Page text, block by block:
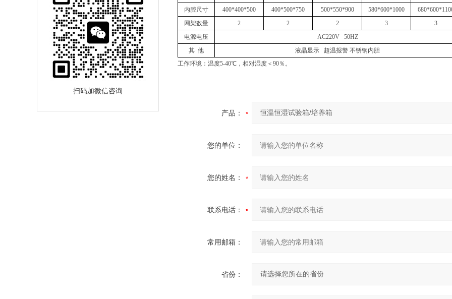
扫码加微信咨询
内腔尺寸
400*400*500 400*500*750 500*550*900 580*600*1000
网架数量
2 2 2 3
3
电源电压
AC220V 50HZ
其 他
液晶显示 超温报警 不锈钢内胆
工作环境：温度5-40℃，相对湿度＜90％。
产品：
您的单位：
您的姓名：
联系电话：
常用邮箱：
省份：